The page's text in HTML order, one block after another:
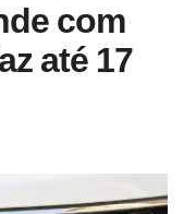
com
até 17